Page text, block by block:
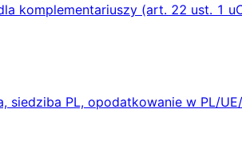
komplementariuszy (art. 22 ust. 1
PL, opodatkowanie w PL/